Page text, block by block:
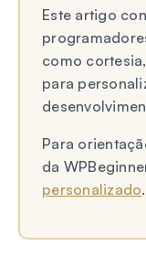
Este artigo
como
para
Para
da
personalizado.